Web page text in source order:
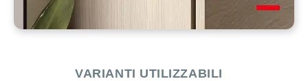
VARIANTI UTILIZZABILI